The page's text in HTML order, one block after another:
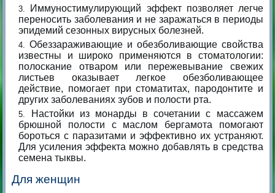
Иммуностимулирующий эффект позволяет легче
переносить заболевания и не заражаться в периоды
эпидемий сезонных вирусных болезней.
Обеззараживающие и обезболивающие свойства
известны и широко применяются в стоматологии:
полоскание отваром или пережевывание свежих
листьев оказывает легкое обезболивающее
действие, помогает при стоматитах, пародонтите и
других заболеваниях зубов и полости рта.
Настойки из монарды в сочетании с массажем
брюшной полости с маслом бергамота помогают
бороться с паразитами и эффективно их устраняют.
Для усиления эффекта можно добавлять в средства
семена тыквы.
Для женщин